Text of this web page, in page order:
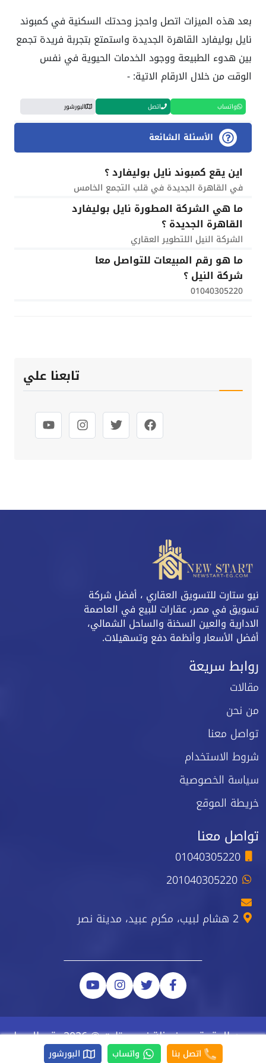
بعد هذه الميزات اتصل واحجز وحدتك السكنية في كمبوند
نايل بوليفارد القاهرة الجديدة واستمتع بتجربة فريدة تجمع
بين هدوء الطبيعة ووجود الخدمات الحيوية في نفس
الوقت من خلال الارقام الاتية: -
واتساب اتصل البورشور
الأسئلة الشائعة
اين يقع كمبوند نايل بوليفارد ؟
في القاهرة الجديدة في قلب التجمع الخامس
ما هي الشركة المطورة نايل بوليفارد
القاهرة الجديدة ؟
الشركة النيل اللتطوير العقاري
ما هو رقم المبيعات للتواصل معا
شركة النيل ؟
01040305220
تابعنا علي
نيو ستارت للتسويق العقاري ، أفضل شركة
تسويق في مصر، عقارات للبيع في العاصمة
الادارية والعين السخنة والساحل الشمالي،
أفضل الأسعار وأنظمة دفع وتسهيلات.
روابط سريعة
مقالات
من نحن
تواصل معنا
شروط الاستخدام
سياسة الخصوصية
خريطة الموقع
تواصل معنا
01040305220
201040305220
2 هشام لبيب، مكرم عبيد، مدينة نصر
جميع الحقوق محفوظة نيو ستارت © 2026 رقم السجل
الضريبي 223-743-723اتصل بنا واتساب البورشور